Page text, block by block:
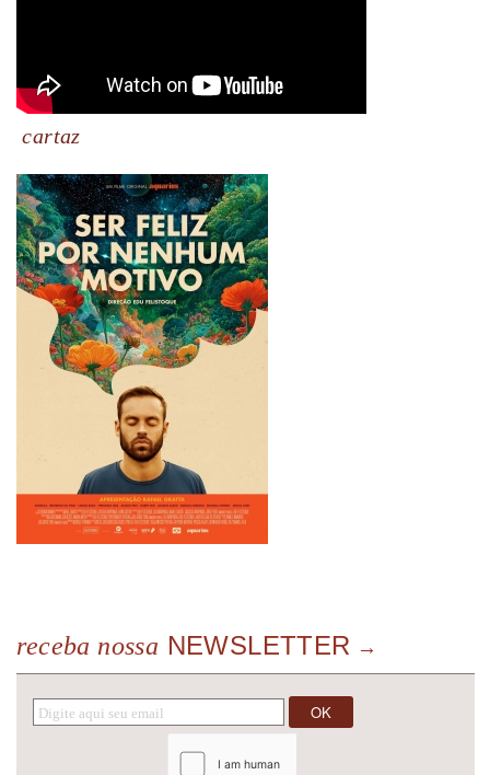
cartaz
receba nossa NEWSLETTER